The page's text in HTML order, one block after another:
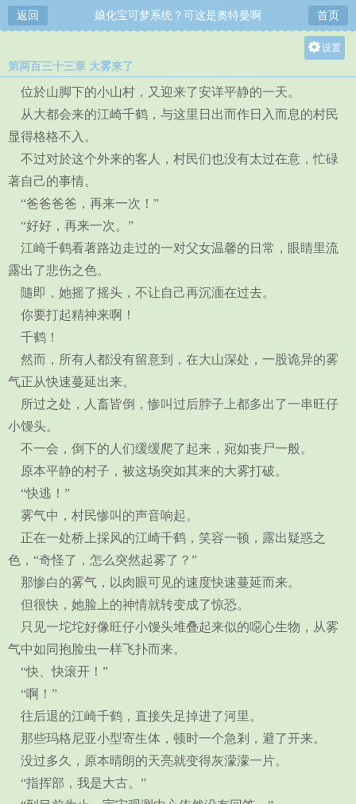
返回 娘化宝可梦系统？可这是奥特曼啊 首页
设置
中
第两百三十三章 大雾来了
位於山脚下的小山村，又迎来了安详平静的一天。
从大都会来的江崎千鹤，与这里日出而作日入而息的村民
显得格格不入。
不过对於这个外来的客人，村民们也没有太过在意，忙碌
著自己的事情。
“爸爸爸爸，再来一次！”
“好好，再来一次。”
江崎千鹤看著路边走过的一对父女温馨的日常，眼睛里流
露出了悲伤之色。
隨即，她摇了摇头，不让自己再沉湎在过去。
你要打起精神来啊！
千鹤！
然而，所有人都没有留意到，在大山深处，一股诡异的雾
气正从快速蔓延出来。
所过之处，人畜皆倒，惨叫过后脖子上都多出了一串旺仔
小馒头。
不一会，倒下的人们缓缓爬了起来，宛如丧尸一般。
原本平静的村子，被这场突如其来的大雾打破。
“快逃！”
雾气中，村民惨叫的声音响起。
正在一处桥上採风的江崎千鹤，笑容一顿，露出疑惑之
色，“奇怪了，怎么突然起雾了？”
那惨白的雾气，以肉眼可见的速度快速蔓延而来。
但很快，她脸上的神情就转变成了惊恐。
只见一坨坨好像旺仔小馒头堆叠起来似的噁心生物，从雾
气中如同抱脸虫一样飞扑而来。
“快、快滚开！”
“啊！”
往后退的江崎千鹤，直接失足掉进了河里。
那些玛格尼亚小型寄生体，顿时一个急剎，避了开来。
没过多久，原本晴朗的天亮就变得灰濛濛一片。
“指挥部，我是大古。”